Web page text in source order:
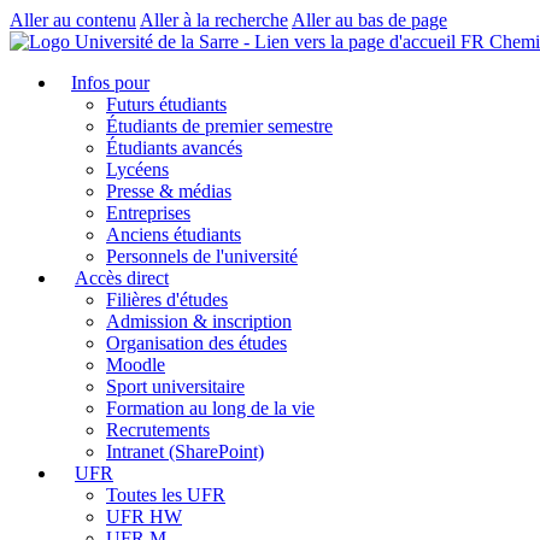
Aller au contenu Aller à la recherche Aller au bas de page
FR
Infos pour
Futurs étudiants
Étudiants de premier semestre
Étudiants avancés
Lycéens
Presse & médias
Entreprises
Anciens étudiants
Personnels de l'université
Accès direct
Filières d'études
Admission & inscription
Organisation des études
Moodle
Sport universitaire
Formation au long de la vie
Recrutements
Intranet (SharePoint)
UFR
Toutes les UFR
UFR HW